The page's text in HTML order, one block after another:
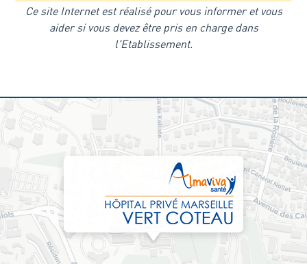
Ce site Internet est réalisé pour vous informer et vous
aider si vous devez être pris en charge dans
l'Etablissement.